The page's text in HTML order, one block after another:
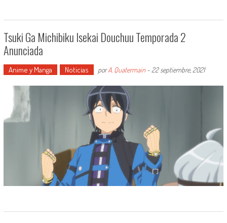
Tsuki Ga Michibiku Isekai Douchuu Temporada 2
Anunciada
Anime y Manga Noticias porA. Quatermain- 22 septiembre, 2021